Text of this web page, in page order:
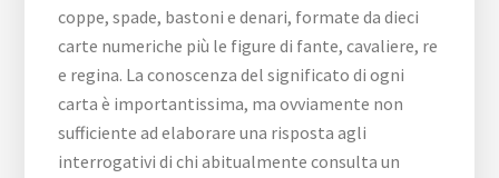
coppe, spade, bastoni e denari, formate da dieci
carte numeriche più le figure di fante, cavaliere, re
e regina. La conoscenza del significato di ogni
carta è importantissima, ma ovviamente non
sufficiente ad elaborare una risposta agli
interrogativi di chi abitualmente consulta un